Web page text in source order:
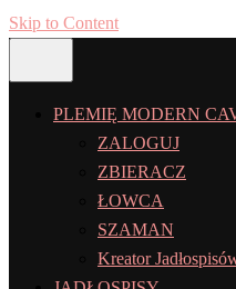
Skip to Content
PLEMIĘ MODERN
ZALOGUJ
ZBIERACZ
ŁOWCA
SZAMAN
Kreator